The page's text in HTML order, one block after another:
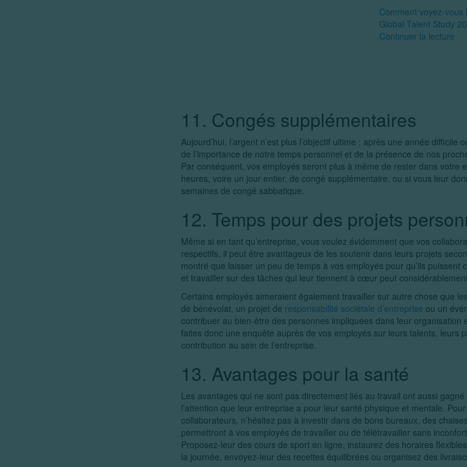
Comment voyez-
Global Talent Study
Continuer la lecture
11. Congés supplémentaires
Aujourd’hui, l’argent n’est plus l’objectif ultime : après une année
de l’importance de notre temps personnel et de la présence de nos
Par conséquent, vos employés seront plus à même de rester dans votre
heures, voire un jour entier, de congé supplémentaire, ou si vous leur
semaines de congé sabbatique.
12. Temps pour des projets
Même si en tant qu’entreprise, vous voulez évidemment que vos
respectifs, il peut être avantageux de les soutenir dans leurs projets
montré que laisser un peu de temps à vos employés pour qu’ils
et travailler sur des tâches qui leur tiennent à cœur peut
Certains employés aimeraient également travailler sur autre chose que
de bénévolat, un projet de responsabilité sociétale d’entreprise ou un
contribuer au bien-être des personnes impliquées dans leur
faites donc une enquête auprès de vos employés sur leurs talents, leurs
contribution au sein de l’entreprise.
13. Avantages pour la santé
Les avantages qui ne sont pas directement liés au travail ont aussi
l’attention que leur entreprise a pour leur santé physique et mentale.
collaborateurs, n’hésitez pas à investir dans de bons bureaux, des
permettront à vos employés de travailler ou de télétravailler sans
Proposez-leur des cours de sport en ligne, instaurez des horaires
la journée, envoyez-leur des recettes équilibrées ou organisez des